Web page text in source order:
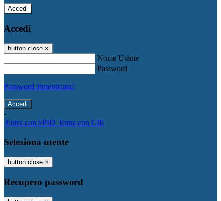
Accedi
Accedi
button close ×
Nome Utente
Password
Password dimenticata?
-
Entra con SPID Entra con CIE
Seleziona utente
button close ×
Recupero password